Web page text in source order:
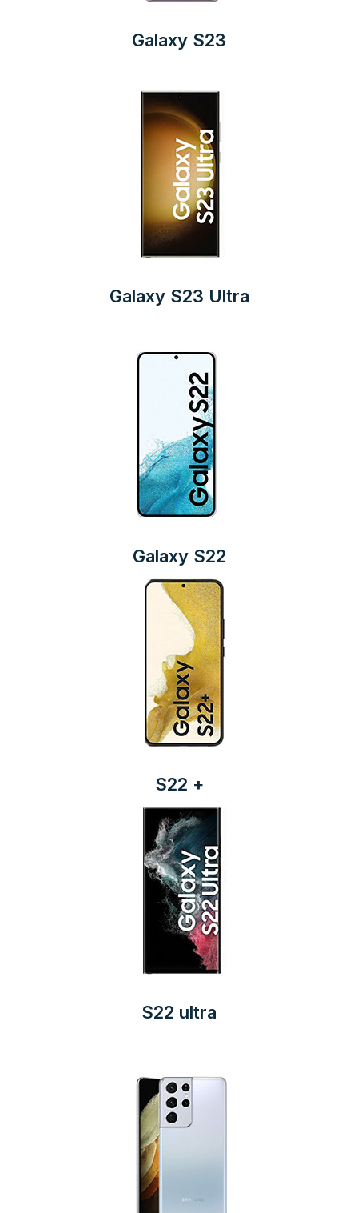
Galaxy S23
Galaxy S23 Ultra
Galaxy S22
S22 +
S22 ultra